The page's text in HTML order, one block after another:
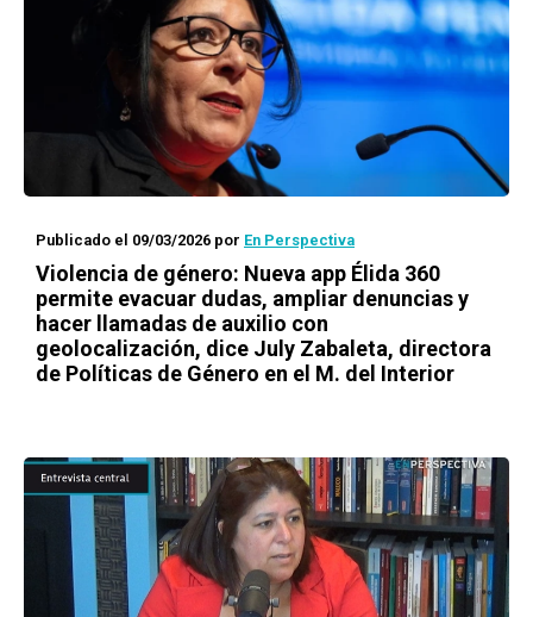
Publicado el 09/03/2026 por En Perspectiva
Violencia de género: Nueva app Élida 360
permite evacuar dudas, ampliar denuncias y
hacer llamadas de auxilio con
geolocalización, dice July Zabaleta, directora
de Políticas de Género en el M. del Interior